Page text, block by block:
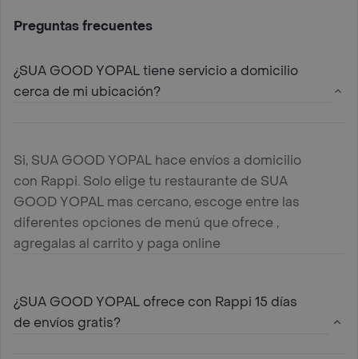
Preguntas frecuentes
¿SUA GOOD YOPAL tiene servicio a domicilio
cerca de mi ubicación?
Si, SUA GOOD YOPAL hace envíos a domicilio
con Rappi. Solo elige tu restaurante de SUA
GOOD YOPAL mas cercano, escoge entre las
diferentes opciones de menú que ofrece ,
agregalas al carrito y paga online
¿SUA GOOD YOPAL ofrece con Rappi 15 días
de envíos gratis?